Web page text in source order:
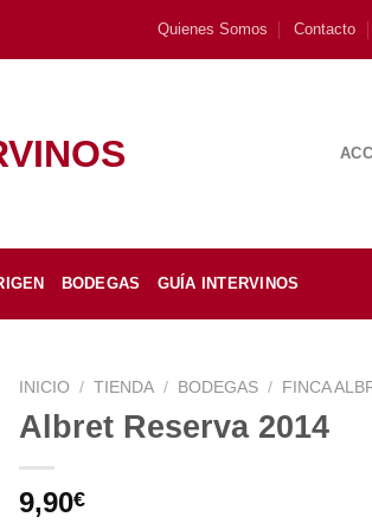
Quienes Somos Contacto
BODEGAS GUÍA INTERVINOS
INICIO / TIENDA / BODEGAS / FINCA
Albret Reserva 2014
9,90€